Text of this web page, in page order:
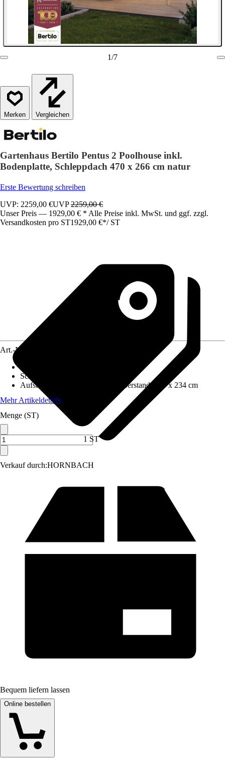
1/7
Vergleichen
Gartenhaus Bertilo Pentus 2 Poolhouse inkl.
Bodenplatte, Schleppdach 470 x 266 cm natur
Erste Bewertung schreiben
UVP: 2259,00 €UVP2259,00 €
Unser Preis — 1929,00 € * Alle Preise inkl. MwSt. und ggf. zzgl.
Versandkosten pro ST1929,00 €*/ ST
Verkauf durch:HORNBACH
Art.-Nr.
Schneelast
Aufstellmaße B x T ohne Dachüberstand:
449 x 234 cm
Mehr Artikeldetails
Menge (ST)
1 ST
Bequem liefern lassen
Online bestellen